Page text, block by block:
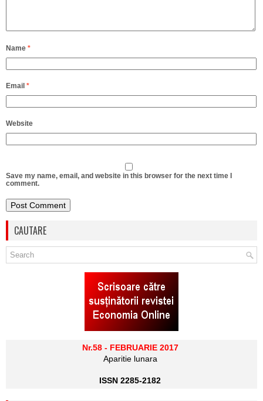
Name *
Email *
Website
Save my name, email, and website in this browser for the next time I
comment.
CAUTARE
Nr.58 - FEBRUARIE 2017
Aparitie lunara
ISSN 2285-2182